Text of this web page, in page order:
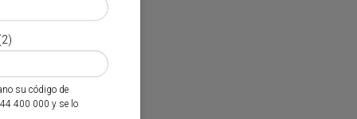
su código de
400 000 y se lo